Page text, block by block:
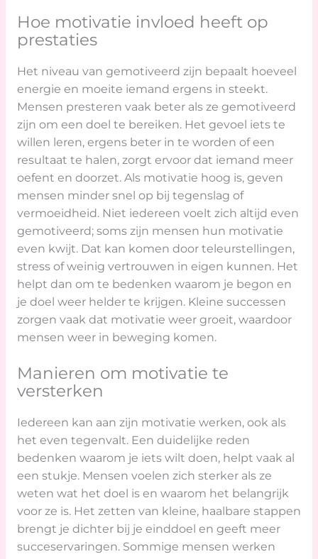
Hoe motivatie invloed heeft op
prestaties
Het niveau van gemotiveerd zijn bepaalt hoeveel
energie en moeite iemand ergens in steekt.
Mensen presteren vaak beter als ze gemotiveerd
zijn om een doel te bereiken. Het gevoel iets te
willen leren, ergens beter in te worden of een
resultaat te halen, zorgt ervoor dat iemand meer
oefent en doorzet. Als motivatie hoog is, geven
mensen minder snel op bij tegenslag of
vermoeidheid. Niet iedereen voelt zich altijd even
gemotiveerd; soms zijn mensen hun motivatie
even kwijt. Dat kan komen door teleurstellingen,
stress of weinig vertrouwen in eigen kunnen. Het
helpt dan om te bedenken waarom je begon en
je doel weer helder te krijgen. Kleine successen
zorgen vaak dat motivatie weer groeit, waardoor
mensen weer in beweging komen.
Manieren om motivatie te
versterken
Iedereen kan aan zijn motivatie werken, ook als
het even tegenvalt. Een duidelijke reden
bedenken waarom je iets wilt doen, helpt vaak al
een stukje. Mensen voelen zich sterker als ze
weten wat het doel is en waarom het belangrijk
voor ze is. Het zetten van kleine, haalbare stappen
brengt je dichter bij je einddoel en geeft meer
succeservaringen. Sommige mensen werken